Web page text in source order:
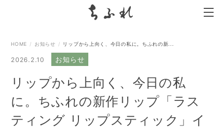
HOME お知らせ リップから上向く、今日の私に。ちふれの新...
2026.2.10 お知らせ
リップから上向く、今日の私
に。ちふれの新作リップ「ラス
ティング リップスティック」イ